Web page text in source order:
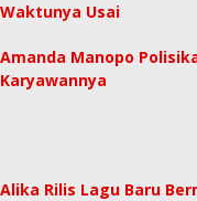
Waktunya Usai
Amanda Manopo
Karyawannya
Alika Rilis Lagu Baru